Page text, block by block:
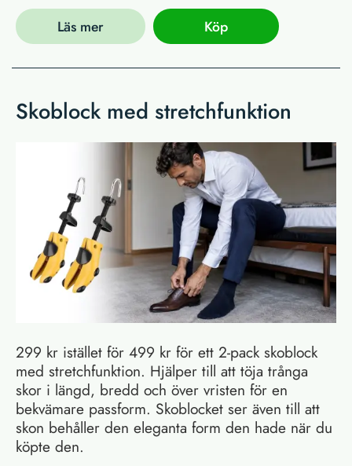
Läs mer Köp
Skoblock med stretchfunktion
299 kr istället för 499 kr för ett 2-pack skoblock
med stretchfunktion. Hjälper till att töja trånga
skor i längd, bredd och över vristen för en
bekvämare passform. Skoblocket ser även till att
skon behåller den eleganta form den hade när du
köpte den.